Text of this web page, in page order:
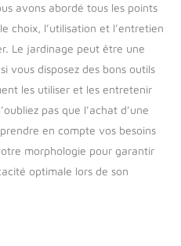
avons abordé tous les points
choix, l’utilisation et l’entretien
Le jardinage peut être une
vous disposez des bons outils
les utiliser et les entretenir
pas que l’achat d’une
en compte vos besoins
morphologie pour garantir
optimale lors de son